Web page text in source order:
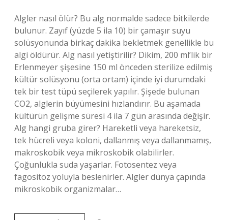
Algler nasıl ölür? Bu alg normalde sadece bitkilerde
bulunur. Zayıf (yüzde 5 ila 10) bir çamaşır suyu
solüsyonunda birkaç dakika bekletmek genellikle bu
algi öldürür. Alg nasıl yetiştirilir? Dikim, 200 ml’lik bir
Erlenmeyer şişesine 150 ml önceden sterilize edilmiş
kültür solüsyonu (orta ortam) içinde iyi durumdaki
tek bir test tüpü seçilerek yapılır. Şişede bulunan
CO2, alglerin büyümesini hızlandırır. Bu aşamada
kültürün gelişme süresi 4 ila 7 gün arasında değişir.
Alg hangi gruba girer? Hareketli veya hareketsiz,
tek hücreli veya koloni, dallanmış veya dallanmamış,
makroskobik veya mikroskobik olabilirler.
Çoğunlukla suda yaşarlar. Fotosentez veya
fagositoz yoluyla beslenirler. Algler dünya çapında
mikroskobik organizmalar…